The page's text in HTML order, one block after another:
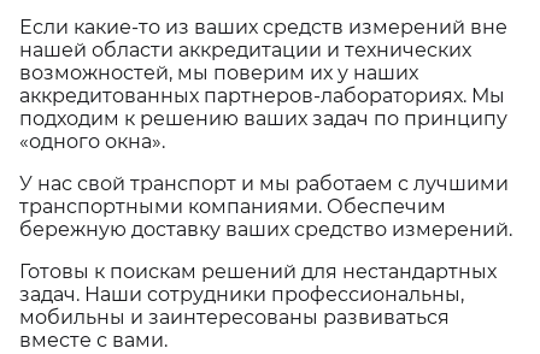
Если какие-то из ваших средств измерений вне
нашей области аккредитации и технических
возможностей, мы поверим их у наших
аккредитованных партнеров-лабораториях. Мы
подходим к решению ваших задач по принципу
«одного окна».
У нас свой транспорт и мы работаем с лучшими
транспортными компаниями. Обеспечим
бережную доставку ваших средство измерений.
Готовы к поискам решений для нестандартных
задач. Наши сотрудники профессиональны,
мобильны и заинтересованы развиваться
вместе с вами.